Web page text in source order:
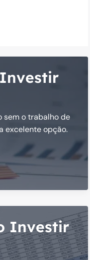
sem o trabalho de
excelente opção.
Investir